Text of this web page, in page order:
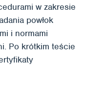
w zakresie
powłok
i normami
Po krótkim teście